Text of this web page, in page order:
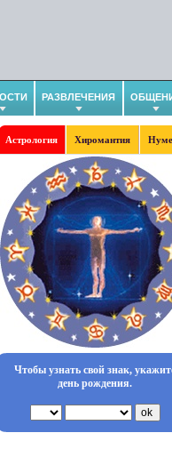
РАЗВЛЕЧЕНИЯ
Астрология Хиромантия
Чтобы узнать свой знак,
день рождения.